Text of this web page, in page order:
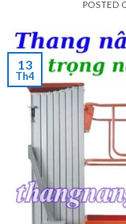
POSTED
13
Th4